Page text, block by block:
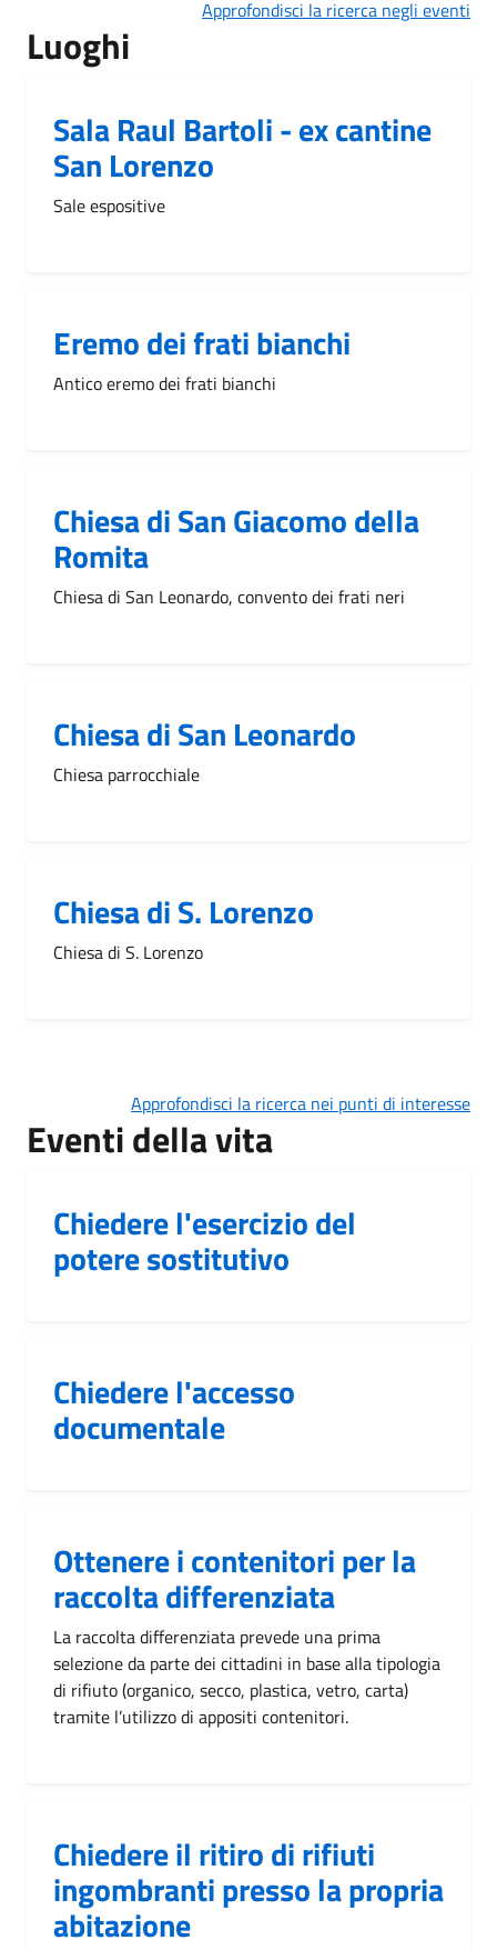
Approfondisci la ricerca negli eventi
Luoghi
Sala Raul Bartoli - ex cantine
San Lorenzo
Sale espositive
Eremo dei frati bianchi
Antico eremo dei frati bianchi
Chiesa di San Giacomo della
Romita
Chiesa di San Leonardo, convento dei frati neri
Chiesa di San Leonardo
Chiesa parrocchiale
Chiesa di S. Lorenzo
Chiesa di S. Lorenzo
Approfondisci la ricerca nei punti di interesse
Eventi della vita
Chiedere l'esercizio del
potere sostitutivo
Chiedere l'accesso
documentale
Ottenere i contenitori per la
raccolta differenziata
La raccolta differenziata prevede una prima
selezione da parte dei cittadini in base alla tipologia
di rifiuto (organico, secco, plastica, vetro, carta)
tramite l’utilizzo di appositi contenitori.
Chiedere il ritiro di rifiuti
ingombranti presso la propria
abitazione